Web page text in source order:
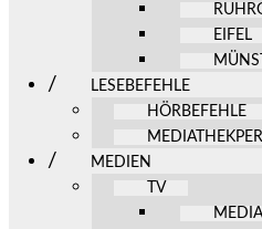
EIFEL
LESEBEFEHLE
HÖRBEFEHLE
MEDIEN
TV